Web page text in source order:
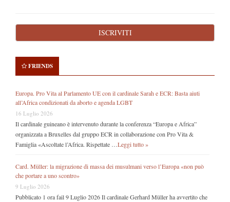
FRIENDS
Europa. Pro Vita al Parlamento UE con il cardinale Sarah e ECR: Basta aiuti
all’Africa condizionati da aborto e agenda LGBT
16 Luglio 2026
Il cardinale guineano è intervenuto durante la conferenza “Europa e Africa”
organizzata a Bruxelles dal gruppo ECR in collaborazione con Pro Vita &
Famiglia «Ascoltate l’Africa. Rispettate … Leggi tutto »
Card. Müller: la migrazione di massa dei musulmani verso l’Europa «non può
che portare a uno scontro»
9 Luglio 2026
Pubblicato 1 ora fail 9 Luglio 2026 Il cardinale Gerhard Müller ha avvertito che